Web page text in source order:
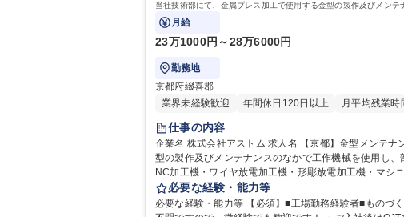
当社技術部にて、金属プレス加工で使用する金型の製作及びメン
月給
23万1000円～28万6000円
勤務地
京都府綴喜郡
業界未経験歓迎
年間休日120日以上 月平均残業時
仕事の内容
企業名 株式会社アストム 求人名 【京都】金型メンテナンス パナソニックEVOLTA電池等の部品!ワイヤ経験者歓迎! 仕事の内容 当社技術部にて、金属プレス加工で使用する金
型の製作及びメンテナンスのなかで工作機械を使用し、部品加工を行っていただきます。 ◎プラモデルなど
NC加工機・ワイヤ放電加工機・形彫放電加工機・マシ
必要な経験・能力等
必要な経験・能力等 【必須】■工場勤務経験者■ものづ